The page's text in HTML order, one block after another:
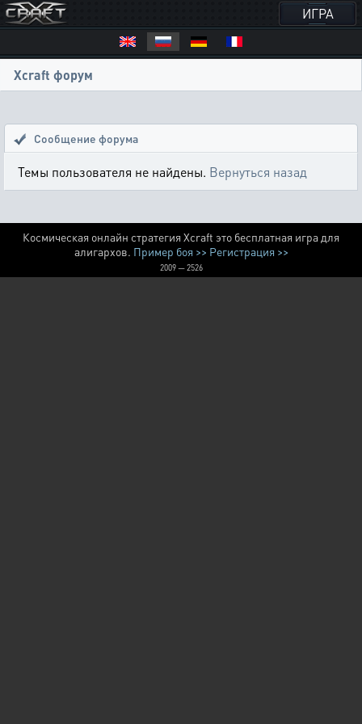
ИГРА
Xcraft форум
Сообщение форума
Темы пользователя не найдены. Вернуться назад
Космическая онлайн стратегия Xcraft это бесплатная игра для
алигархов. Пример боя >> Регистрация >>
2009 — 2526